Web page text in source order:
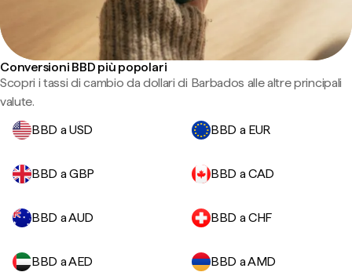
Conversioni BBD più popolari
Scopri i tassi di cambio da dollari di Barbados alle altre principali
valute.
BBD a USD
BBD a EUR
BBD a GBP BBD a CAD
BBD a AUD BBD a CHF
BBD a AED
BBD a AMD